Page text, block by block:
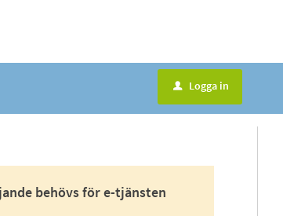
u Logga in
behövs för e-tjänsten